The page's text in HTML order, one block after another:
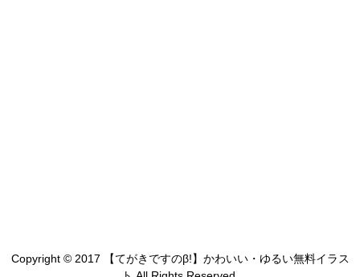
Copyright © 2017 【てがきですのβ!】かわいい・ゆるい無料イラス